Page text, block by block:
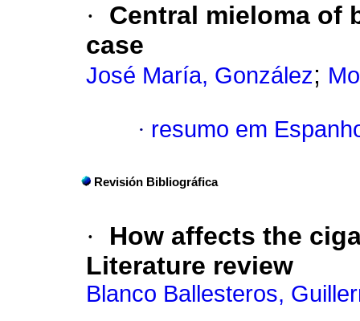
·
Central mieloma of
case
José María, González;
· resumo em
Revisión Bibliográfica
·
How affects the
Literature review
Blanco Ballesteros,